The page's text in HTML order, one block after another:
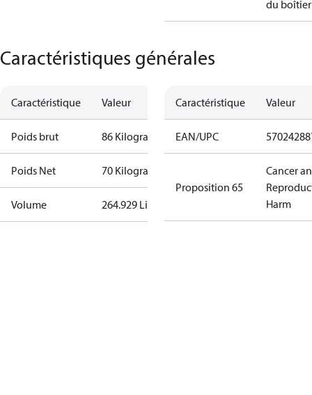
du boîtier
Caractéristiques générales
Caractéristique Valeur
Poids brut 86 Kilogram
Poids Net 70 Kilogram
Volume 264.929 Liter
Caractéristique Valeur
EAN/UPC
Proposition 65
Cancer
Harm